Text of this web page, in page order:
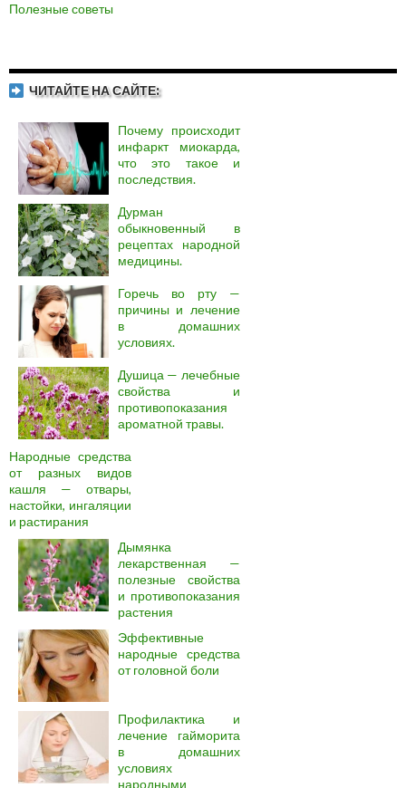
Полезные советы
ЧИТАЙТЕ НА САЙТЕ:
Почему происходит
инфаркт миокарда,
что это такое и
последствия.
Дурман
обыкновенный в
рецептах народной
медицины.
Горечь во рту —
причины и лечение
в домашних
условиях.
Душица — лечебные
свойства и
противопоказания
ароматной травы.
Народные средства
от разных видов
кашля — отвары,
настойки, ингаляции
и растирания
Дымянка
лекарственная —
полезные свойства
и противопоказания
растения
Эффективные
народные средства
от головной боли
Профилактика и
лечение гайморита
в домашних
условиях
народными